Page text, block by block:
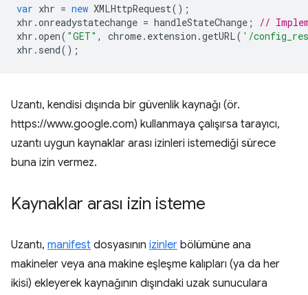
var xhr = new XMLHttpRequest();
xhr .onreadystatechange = handleStateChange ;
//
xhr .open( "GET" , chrome. extension .getURL( '/
xhr . send();
Uzantı, kendisi dışında bir güvenlik kaynağı (ör.
https://www.google.com) kullanmaya çalışırsa tarayıcı,
uzantı uygun kaynaklar arası izinleri istemediği sürece
buna izin vermez.
Kaynaklar arası izin isteme
Uzantı, manifest dosyasının izinler bölümüne ana
makineler veya ana makine eşleşme kalıpları (ya da her
ikisi) ekleyerek kaynağının dışındaki uzak sunuculara